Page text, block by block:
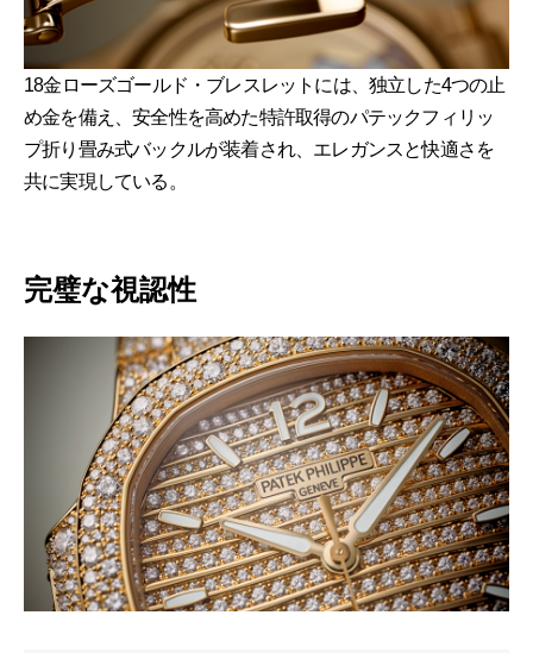
18金ローズゴールド・ブレスレットには、独立した4つの止
め金を備え、安全性を高めた特許取得のパテックフィリッ
プ折り畳み式バックルが装着され、エレガンスと快適さを
共に実現している。
完璧な視認性